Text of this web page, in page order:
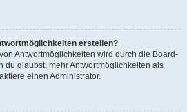
erstellen?
Antwortmöglichkeiten wird durch die Board-
du glaubst, mehr Antwortmöglichkeiten als
einen Administrator.